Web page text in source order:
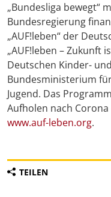
„Bundesliga bewegt“
Bundesregierung
„AUF!leben“ der
„AUF!leben – Zukunft
Deutschen Kinder-
Bundesministerium
Jugend. Das
Aufholen nach
www.auf-leben.org.
TEILEN